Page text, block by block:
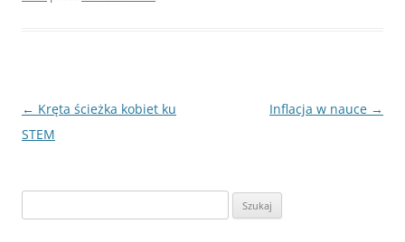
Nawigacja
wpisu
← Kręta ścieżka kobiet ku
STEM
Inflacja w nauce →